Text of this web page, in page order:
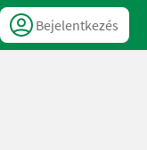
Bejelentkezés